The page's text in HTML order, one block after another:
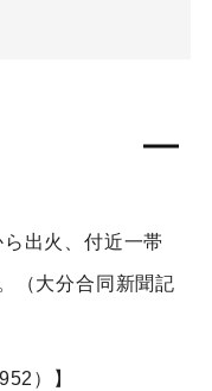
出火、付近一帯
（大分合同新聞記
）】